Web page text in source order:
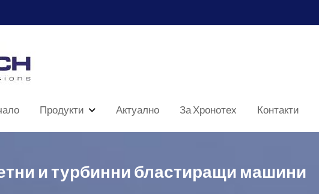
Продукти Актуално За Хронотех Контакти
и турбинни бластиращи машини